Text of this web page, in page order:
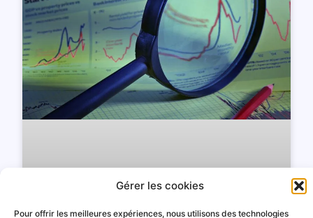
Gérer les cookies
Pour offrir les meilleures expériences, nous utilisons des technologies